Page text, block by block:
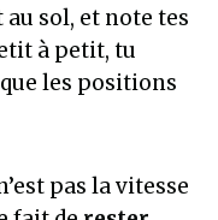
sol, et note tes
à petit, tu
les positions
pas la vitesse